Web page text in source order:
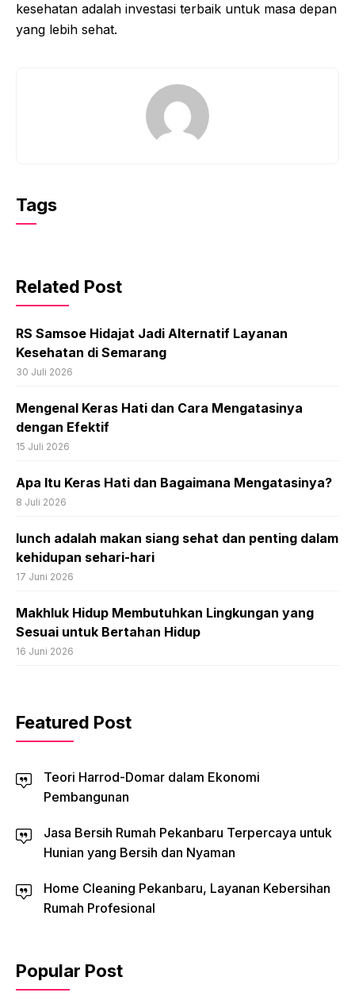
kesehatan adalah investasi terbaik untuk masa depan
yang lebih sehat.
Tags
Related Post
RS Samsoe Hidajat Jadi Alternatif Layanan
Kesehatan di Semarang
30 Juli 2026
Mengenal Keras Hati dan Cara Mengatasinya
dengan Efektif
15 Juli 2026
Apa Itu Keras Hati dan Bagaimana Mengatasinya?
8 Juli 2026
lunch adalah makan siang sehat dan penting dalam
kehidupan sehari-hari
17 Juni 2026
Makhluk Hidup Membutuhkan Lingkungan yang
Sesuai untuk Bertahan Hidup
16 Juni 2026
Featured Post
Teori Harrod-Domar dalam Ekonomi
Pembangunan
Jasa Bersih Rumah Pekanbaru Terpercaya untuk
Hunian yang Bersih dan Nyaman
Home Cleaning Pekanbaru, Layanan Kebersihan
Rumah Profesional
Popular Post